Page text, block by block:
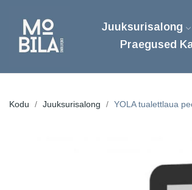
Juuksurisalong
Praegused
Kodu Juuksurisalong YOLA tualettlaua